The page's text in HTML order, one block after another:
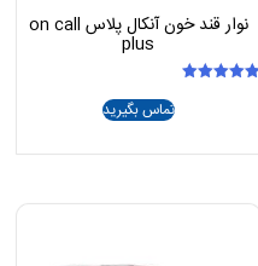
نوار قند خون آنکال پلاس on call
plus
تماس بگیرید